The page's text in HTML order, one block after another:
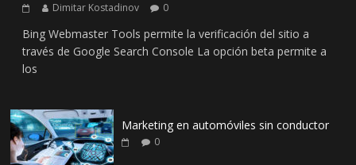
Dimitar Kostadinov 0
Bing Webmaster Tools permite la verificación del sitio a
través de Google Search Console La opción beta permite a
los
Marketing en automóviles sin conductor
0